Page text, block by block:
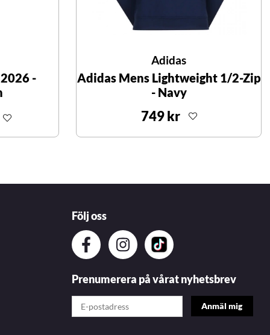
-
Adidas
Adidas Mens Lightweight 1/2-Zip
- Navy
749 kr
Följ oss
Prenumerera på vårat nyhetsbrev